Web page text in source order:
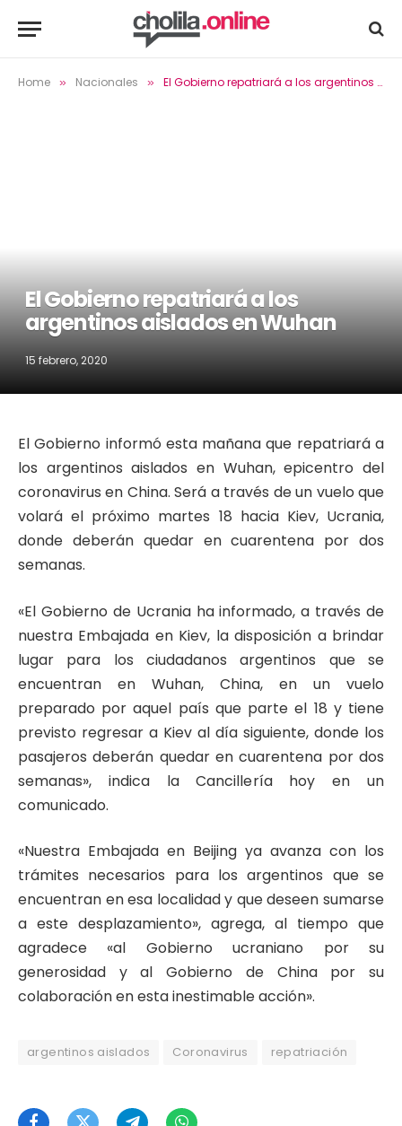
Home » Nacionales » El Gobierno repatriará a los argentinos aislados en Wuhan
El Gobierno repatriará a los
argentinos aislados en Wuhan
15 febrero, 2020
El Gobierno informó esta mañana que repatriará a
los argentinos aislados en Wuhan, epicentro del
coronavirus en China. Será a través de un vuelo que
volará el próximo martes 18 hacia Kiev, Ucrania,
donde deberán quedar en cuarentena por dos
semanas.
«El Gobierno de Ucrania ha informado, a través de
nuestra Embajada en Kiev, la disposición a brindar
lugar para los ciudadanos argentinos que se
encuentran en Wuhan, China, en un vuelo
preparado por aquel país que parte el 18 y tiene
previsto regresar a Kiev al día siguiente, donde los
pasajeros deberán quedar en cuarentena por dos
semanas», indica la Cancillería hoy en un
comunicado.
«Nuestra Embajada en Beijing ya avanza con los
trámites necesarios para los argentinos que se
encuentran en esa localidad y que deseen sumarse
a este desplazamiento», agrega, al tiempo que
agradece «al Gobierno ucraniano por su
generosidad y al Gobierno de China por su
colaboración en esta inestimable acción».
argentinos aislados Coronavirus repatriación